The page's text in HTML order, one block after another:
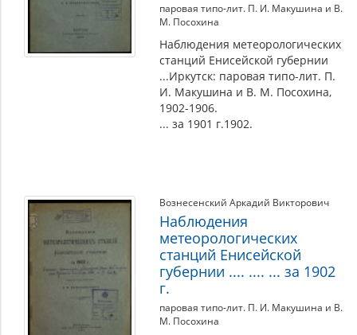
паровая типо-лит. П. И. Макушина и В.
М. Посохина
Наблюдения метеорологических
станций Енисейской губернии
...Иркутск: паровая типо-лит. П.
И. Макушина и В. М. Посохина,
1902-1906.
... за 1901 г.1902.
Вознесенский Аркадий Викторович
Наблюдения
метеорологических
станций Енисейской
губернии .... .... ... за 1902
г.
паровая типо-лит. П. И. Макушина и В.
М. Посохина